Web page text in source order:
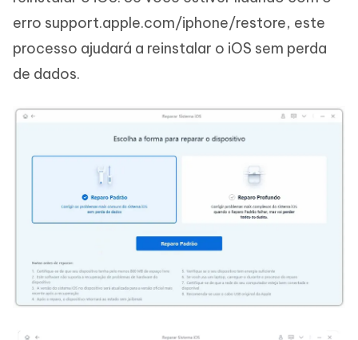
erro support.apple.com/iphone/restore, este
processo ajudará a reinstalar o iOS sem perda
de dados.